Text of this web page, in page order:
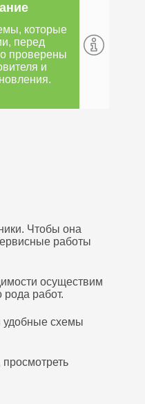
которые
перед
проверены
и
Чтобы она
работы
осуществим
работ.
удобные схемы